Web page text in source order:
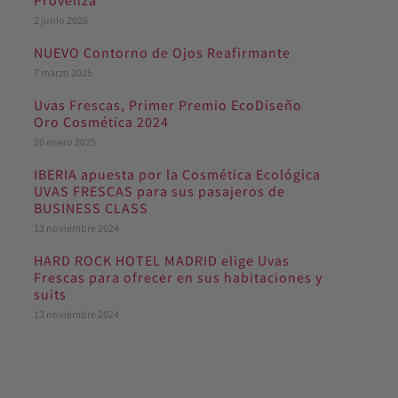
2 junio 2026
NUEVO Contorno de Ojos Reafirmante
7 marzo 2025
Uvas Frescas, Primer Premio EcoDiseño
Oro Cosmética 2024
20 enero 2025
IBERIA apuesta por la Cosmética Ecológica
UVAS FRESCAS para sus pasajeros de
BUSINESS CLASS
13 noviembre 2024
HARD ROCK HOTEL MADRID elige Uvas
Frescas para ofrecer en sus habitaciones y
suits
13 noviembre 2024